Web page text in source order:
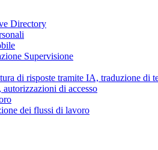
Directory
Supervisione
di risposte tramite IA, traduzione di
di accesso
dei flussi di lavoro